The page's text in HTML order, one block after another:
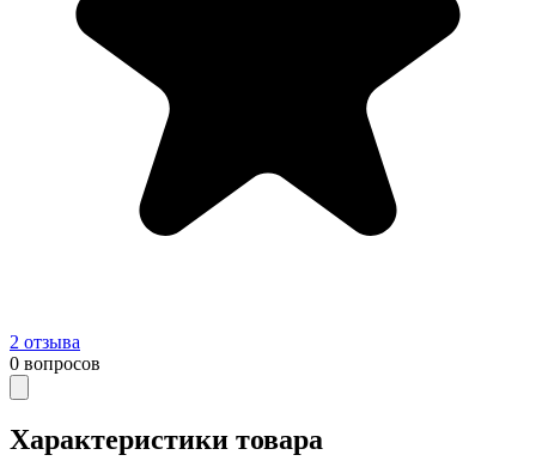
2 отзыва
0 вопросов
Характеристики товара